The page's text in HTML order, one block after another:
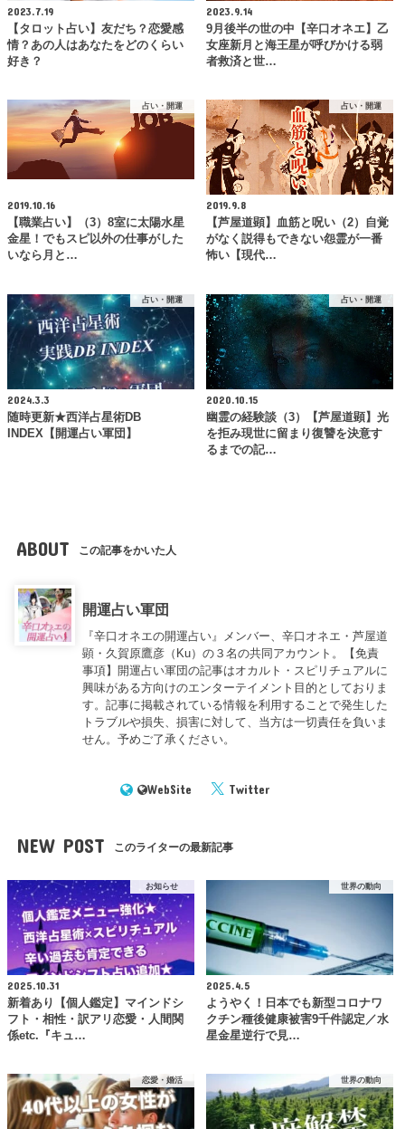
2023.7.19
【タロット占い】友だち？恋愛感
情？あの人はあなたをどのくらい
好き？
2023.9.14
9月後半の世の中【辛口オネエ】乙
女座新月と海王星が呼びかける弱
者救済と世…
占い・開運
2019.10.16
【職業占い】（3）8室に太陽水星
金星！でもスピ以外の仕事がした
いなら月と…
占い・開運
2019.9.8
【芦屋道顕】血筋と呪い（2）自覚
がなく説得もできない怨霊が一番
怖い【現代…
占い・開運
2024.3.3
随時更新★西洋占星術DB
INDEX【開運占い軍団】
占い・開運
2020.10.15
幽霊の経験談（3）【芦屋道顕】光
を拒み現世に留まり復讐を決意す
るまでの記…
ABOUT この記事をかいた人
開運占い軍団
『辛口オネエの開運占い』メンバー、辛口オネエ・芦屋道
顕・久賀原鷹彦（Ku）の３名の共同アカウント。【免責
事項】開運占い軍団の記事はオカルト・スピリチュアルに
興味がある方向けのエンターテイメント目的としておりま
す。記事に掲載されている情報を利用することで発生した
トラブルや損失、損害に対して、当方は一切責任を負いま
せん。予めご了承ください。
WebSite Twitter
NEW POST このライターの最新記事
お知らせ
2025.10.31
新着あり【個人鑑定】マインドシ
フト・相性・訳アリ恋愛・人間関
係etc.『キュ…
世界の動向
2025.4.5
ようやく！日本でも新型コロナワ
クチン種後健康被害9千件認定／水
星金星逆行で見…
恋愛・婚活 世界の動向